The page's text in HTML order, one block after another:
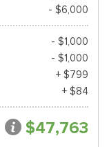
- $6,000
- $1,000
- $1,000
+ $799
+ $84
$47,763